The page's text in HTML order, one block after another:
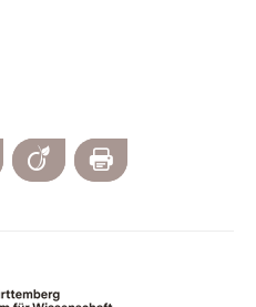
LinkedIn Viadeo